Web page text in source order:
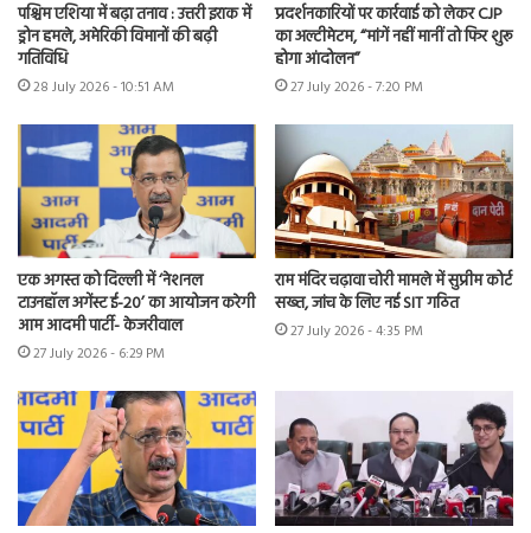
पश्चिम एशिया में बढ़ा तनाव : उत्तरी इराक में
ड्रोन हमले, अमेरिकी विमानों की बढ़ी
गतिविधि
28 July 2026 - 10:51 AM
प्रदर्शनकारियों पर कार्रवाई को लेकर CJP
का अल्टीमेटम, “मांगें नहीं मानीं तो फिर शुरू
होगा आंदोलन”
27 July 2026 - 7:20 PM
एक अगस्त को दिल्ली में ‘नेशनल
टाउनहॉल अगेंस्ट ई-20’ का आयोजन करेगी
आम आदमी पार्टी- केजरीवाल
27 July 2026 - 6:29 PM
राम मंदिर चढ़ावा चोरी मामले में सुप्रीम कोर्ट
सख्त, जांच के लिए नई SIT गठित
27 July 2026 - 4:35 PM